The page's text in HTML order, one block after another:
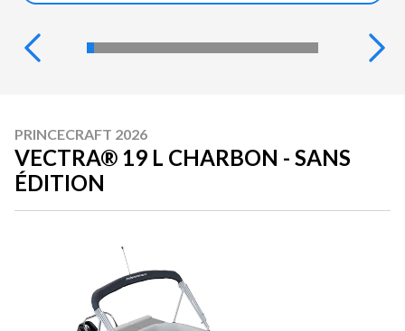
PRINCECRAFT 2026
VECTRA® 19 L CHARBON - SANS
ÉDITION